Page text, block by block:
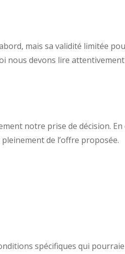
mais sa validité limitée
nous devons lire
notre prise de décision.
de l’offre proposée.
spécifiques qui